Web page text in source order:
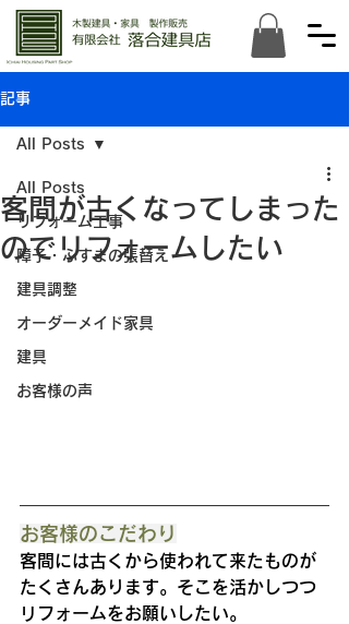
記事
All Posts
リフォーム工事
障子・ふすまの張替え
建具調整
オーダーメイド家具
建具
お客様の声
All Posts
客間が古くなってしまった
のでリフォームしたい
お客様のこだわり
客間には古くから使われて来たものが
たくさんあります。そこを活かしつつ
リフォームをお願いしたい。